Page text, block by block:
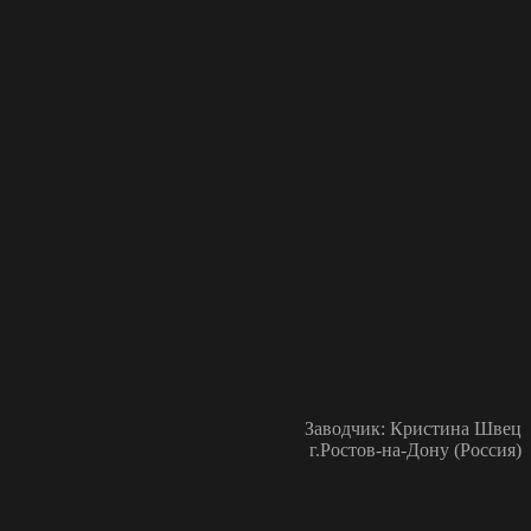
Заводчик: Кристина Швец
г.Ростов-на-Дону (Россия)